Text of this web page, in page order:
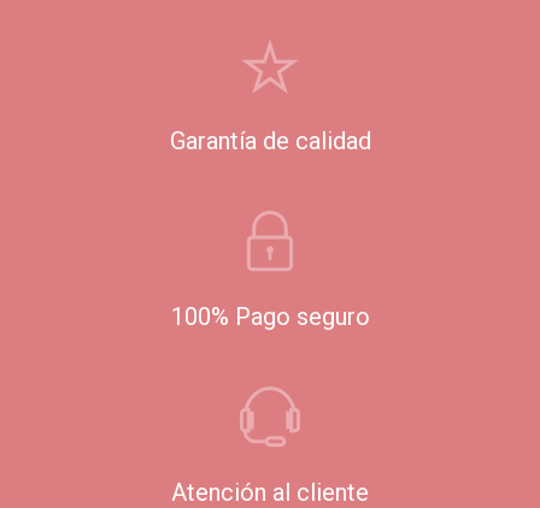
Garantía de calidad
100% Pago seguro
Atención al cliente